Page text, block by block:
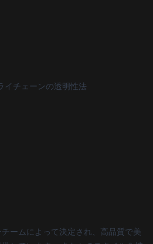
イチェーンの透明性法
ームによって決定され、高品質で美